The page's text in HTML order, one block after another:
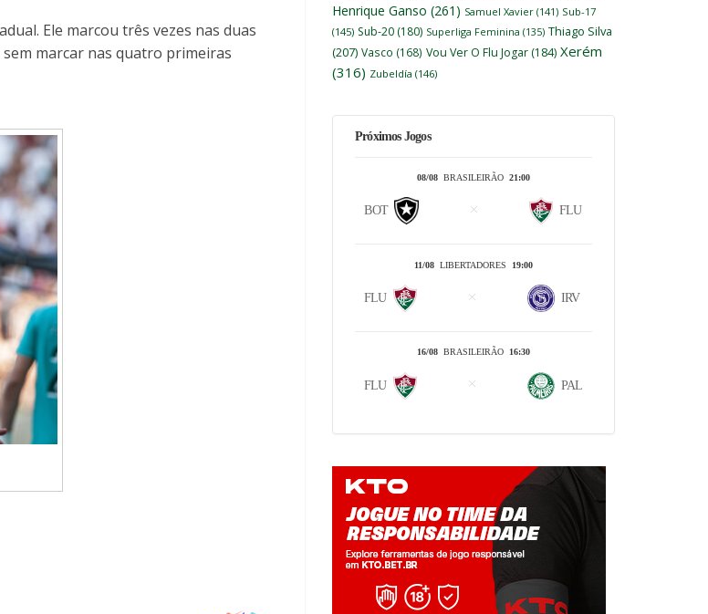
Ele marcou três vezes nas duas
marcar nas quatro primeiras
Henrique Ganso (261) Samuel Xavier (141) Sub-17
(145) Sub-20 (180) Superliga Feminina (135) Thiago Silva
(207) Vasco (168) Vou Ver O Flu Jogar (184) Xerém
(316) Zubeldía (146)
Próximos Jogos
08/08 BRASILEIRÃO 21:00
BOT FLU
11/08 LIBERTADORES 19:00
FLU IRV
16/08 BRASILEIRÃO 16:30
FLU PAL